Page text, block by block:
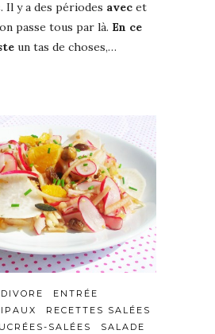
Il y a des périodes avec et
passe tous par là. En ce
un tas de choses,…
ENTRÉE
RECETTES SALÉES
SALÉES
SALADE